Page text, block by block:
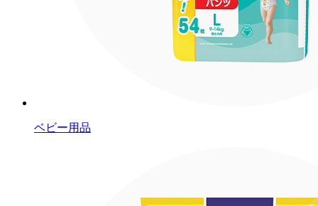
ベビー用品